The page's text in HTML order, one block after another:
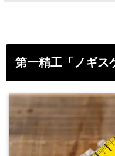
第一精工「ノギス